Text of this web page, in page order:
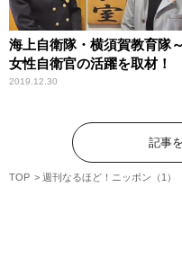
海上自衛隊・横須賀教育隊～
女性自衛官の活躍を取材！
2019.12.30
記事
TOP 週刊なるほど！ニッポン（1）